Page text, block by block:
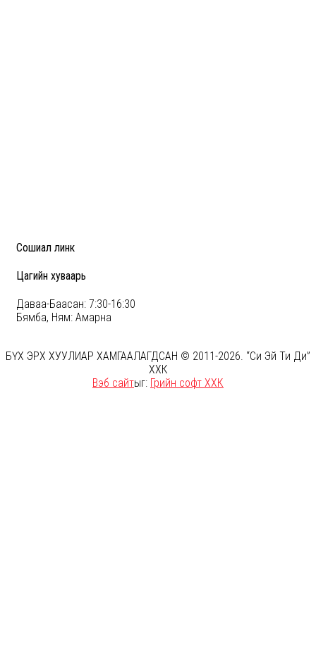
Сошиал линк
Цагийн хуваарь
Даваа-Баасан: 7:30-16:30
Бямба, Ням: Амарна
БҮХ ЭРХ ХУУЛИАР ХАМГААЛАГДСАН © 2011-2026. “Си Эй Ти Ди”
ХХК
Вэб сайтыг: Грийн софт ХХК